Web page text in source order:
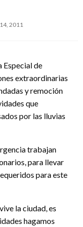
2011
Especial de
extraordinarias
y remoción
que
por las lluvias
trabajan
para llevar
para este
la ciudad, es
hagamos